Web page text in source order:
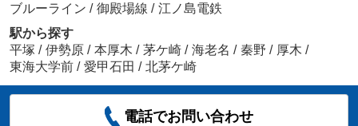
ブルーライン / 御殿場線 / 江ノ島電鉄
駅から探す
平塚 / 伊勢原 / 本厚木 / 茅ケ崎 / 海老名 / 秦野 / 厚木 /
東海大学前 / 愛甲石田 / 北茅ケ崎
電話でお問い合わせ